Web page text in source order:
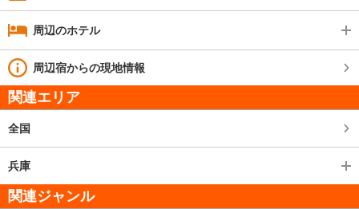
周辺のホテル
周辺宿からの現地情報
関連エリア
全国
兵庫
関連ジャンル